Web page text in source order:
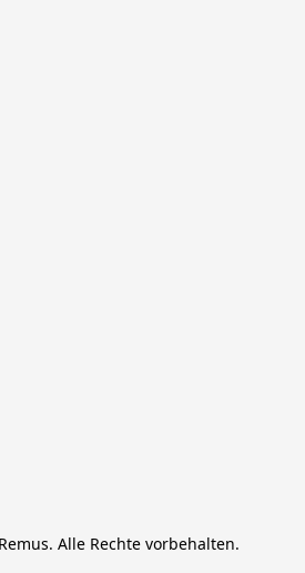
Alle Rechte vorbehalten.